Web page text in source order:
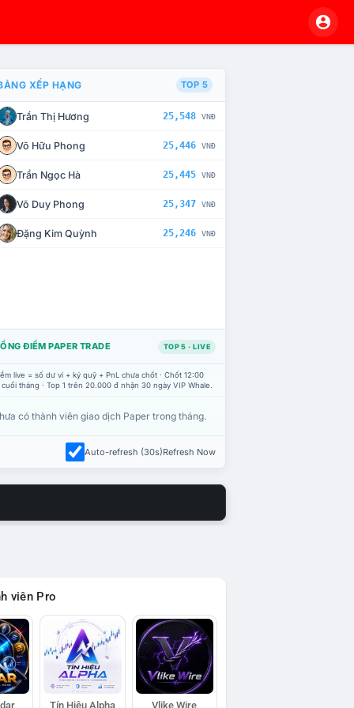
CHẾ TÀI XỬ LÝ VI PHẠM
XẾP HẠNG TOP 5
Trần Thị Hương 25,548 VNĐ
Võ Hữu Phong 25,446 VNĐ
Trần Ngọc Hà 25,445 VNĐ
Võ Duy Phong 25,347 VNĐ
Đặng Kim Quỳnh 25,246 VNĐ
ĐIỂM PAPER TRADE TOP 5 · LIVE
live = số dư ví + ký quỹ + PnL chưa chốt · Chốt 12:00
tháng · Top 1 trên 20.000 đ nhận 30 ngày VIP Whale.
có thành viên giao dịch Paper trong tháng.
Auto-refresh (30s)Refresh Now
viên Pro
Tín Hiệu Alpha Vlike Wire